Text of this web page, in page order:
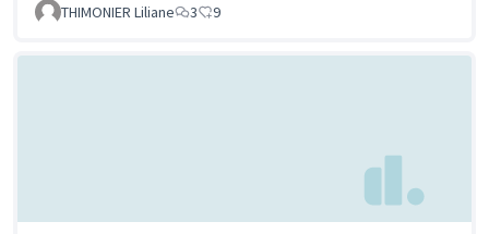
THIMONIER Liliane 3 9